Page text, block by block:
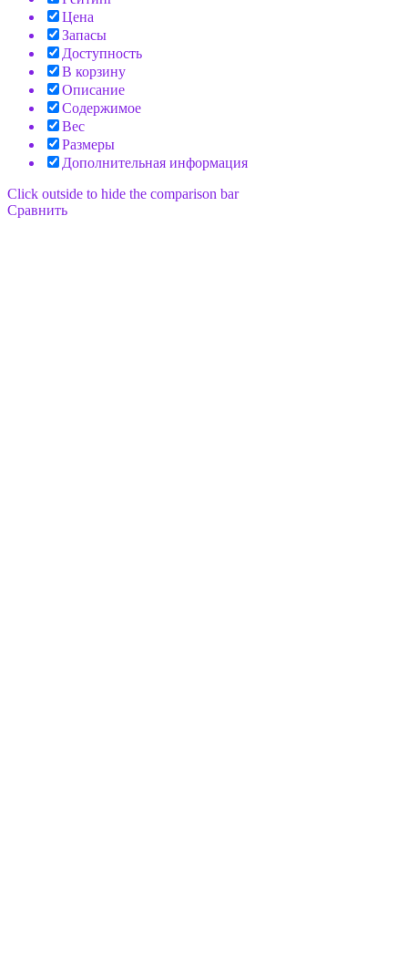
Цена
Запасы
Доступность
В корзину
Описание
Содержимое
Вес
Размеры
Дополнительная информация
Click outside to hide the comparison bar
Сравнить